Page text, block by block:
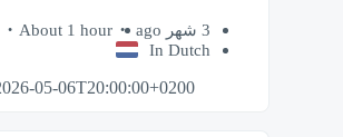
3 شهر ago
About 1 hour
In Dutch
05-06T20:00:00+0200